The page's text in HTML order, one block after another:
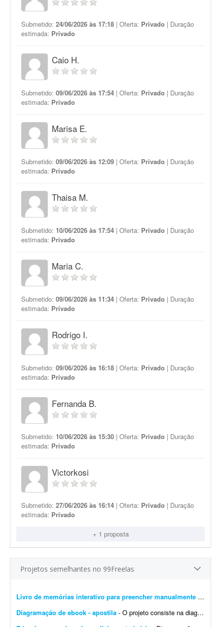
Submetido: 24/06/2026 às 17:18 | Oferta: Privado | Duração
estimada: Privado
Caio H.
Submetido: 09/06/2026 às 17:54 | Oferta: Privado | Duração
estimada: Privado
Marisa E.
Submetido: 09/06/2026 às 12:09 | Oferta: Privado | Duração
estimada: Privado
Thaisa M.
Submetido: 10/06/2026 às 17:54 | Oferta: Privado | Duração
estimada: Privado
Maria C.
Submetido: 09/06/2026 às 11:34 | Oferta: Privado | Duração
estimada: Privado
Rodrigo I.
Submetido: 09/06/2026 às 16:18 | Oferta: Privado | Duração
estimada: Privado
Fernanda B.
Submetido: 10/06/2026 às 15:30 | Oferta: Privado | Duração
estimada: Privado
Victorkosi
Submetido: 27/06/2026 às 16:14 | Oferta: Privado | Duração
estimada: Privado
+ 1 proposta
Projetos semelhantes no 99Freelas
Livro de memórias interativo para preencher manualmente
Diagramação de ebook - apostila - O projeto consiste na diagramação de um ebook/livro digital (apostila) * Estimativa de páginas: Entre 30 e 50 páginas (máximo). * Referências visuais: Ser...